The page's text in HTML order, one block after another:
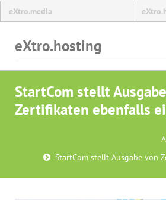
eXtro.media
eXtro.hosting
StartCom stellt
Zertifikaten ebenfalls
StartCom stellt Ausgabe von